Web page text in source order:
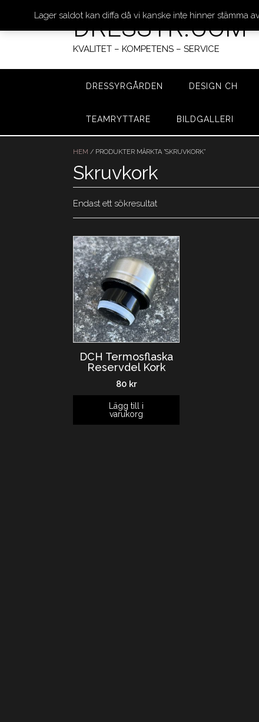
Hoppa
DRESSYR.COM
KVALITET – KOMPETENS – SERVICE
DRESSYRGÅRDEN DESIGN CH
TEAMRYTTARE BILDGALLERI
HEM / PRODUKTER MÄRKTA ”SKRUVKORK”
Skruvkork
Endast ett sökresultat
DCH Termosflaska
Reservdel Kork
80 kr
Lägg till i
varukorg
Lager saldot kan diffa då vi kanske inte hinner stämma